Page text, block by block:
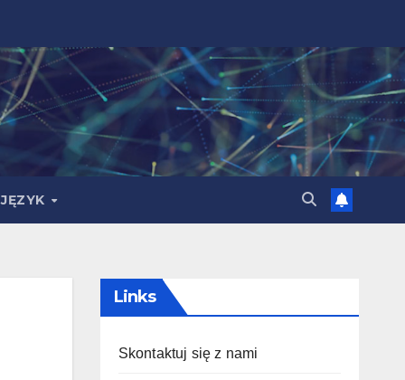
JĘZYK
Links
Skontaktuj się z nami